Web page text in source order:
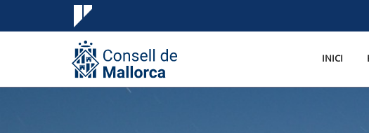
INICI